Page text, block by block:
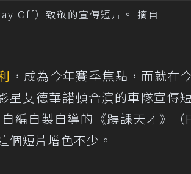
Off）致敬的宣傳短片。 摘自
，成為今年賽季焦點，而就在
艾德華諾頓合演的車隊宣傳
編自製自導的《蹺課天才》（
短片增色不少。